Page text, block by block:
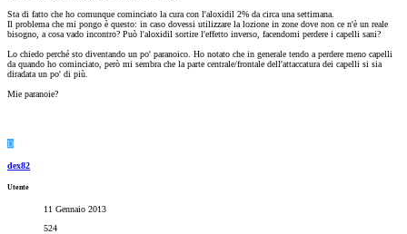
Sta di fatto che ho comunque cominciato la cura con l'aloxidil 2% da circa una settimana.
Il problema che mi pongo è questo: in caso dovessi utilizzare la lozione in zone dove non ce n'è un reale
bisogno, a cosa vado incontro? Può l'aloxidil sortire l'effetto inverso, facendomi perdere i capelli sani?
Lo chiedo perché sto diventando un po' paranoico. Ho notato che in generale tendo a perdere meno capelli
da quando ho cominciato, però mi sembra che la parte centrale/frontale dell'attaccatura dei capelli si sia
diradata un po' di più.
Mie paranoie?
D
dex82
Utente
11 Gennaio 2013
524